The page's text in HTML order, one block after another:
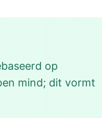
op
mind; dit vormt